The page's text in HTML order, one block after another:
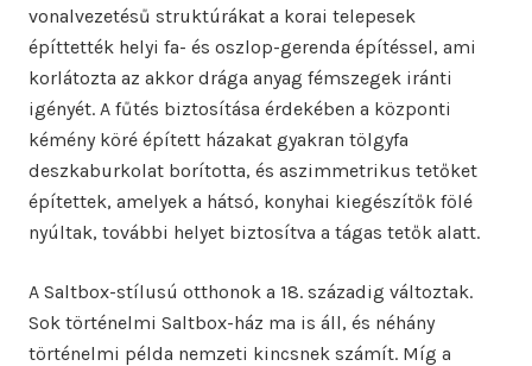
vonalvezetésű struktúrákat a korai telepesek
építtették helyi fa- és oszlop-gerenda építéssel, ami
korlátozta az akkor drága anyag fémszegek iránti
igényét. A fűtés biztosítása érdekében a központi
kémény köré épített házakat gyakran tölgyfa
deszkaburkolat borította, és aszimmetrikus tetőket
építettek, amelyek a hátsó, konyhai kiegészítők fölé
nyúltak, további helyet biztosítva a tágas tetők alatt.
A Saltbox-stílusú otthonok a 18. századig változtak.
Sok történelmi Saltbox-ház ma is áll, és néhány
történelmi példa nemzeti kincsnek számít. Míg a